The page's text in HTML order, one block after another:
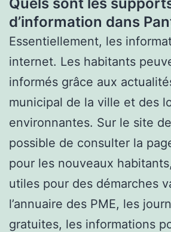
d’information dans
Essentiellement, les
internet. Les habitants
informés grâce aux
municipal de la ville et des
environnantes. Sur le site
possible de consulter la
pour les nouveaux
utiles pour des démarches
l’annuaire des PME, les
gratuites, les informations